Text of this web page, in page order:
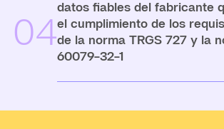
04
datos fiables del fabricante
el cumplimiento de los
de la norma TRGS 727 y la
60079-32-1